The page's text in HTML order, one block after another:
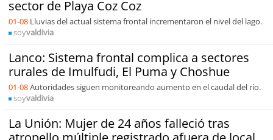
sector de Playa Coz Coz
01-08 Lluvias del actual sistema frontal incrementaron el nivel del lago.
soyvaldivia
Lanco: Sistema frontal complica a sectores
rurales de Imulfudi, El Puma y Choshue
01-08Autoridades siguen monitoreando aumento en el caudal del río.
soyvaldivia
La Unión: Mujer de 24 años falleció tras